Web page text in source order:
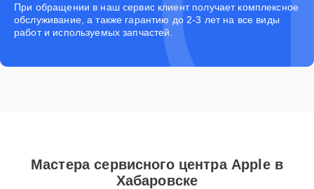
При обращении в наш сервис клиент получает комплексное
обслуживание, а также гарантию до 2-3 лет на все виды
работ и используемых запчастей.
Мастера сервисного центра Apple в
Хабаровске